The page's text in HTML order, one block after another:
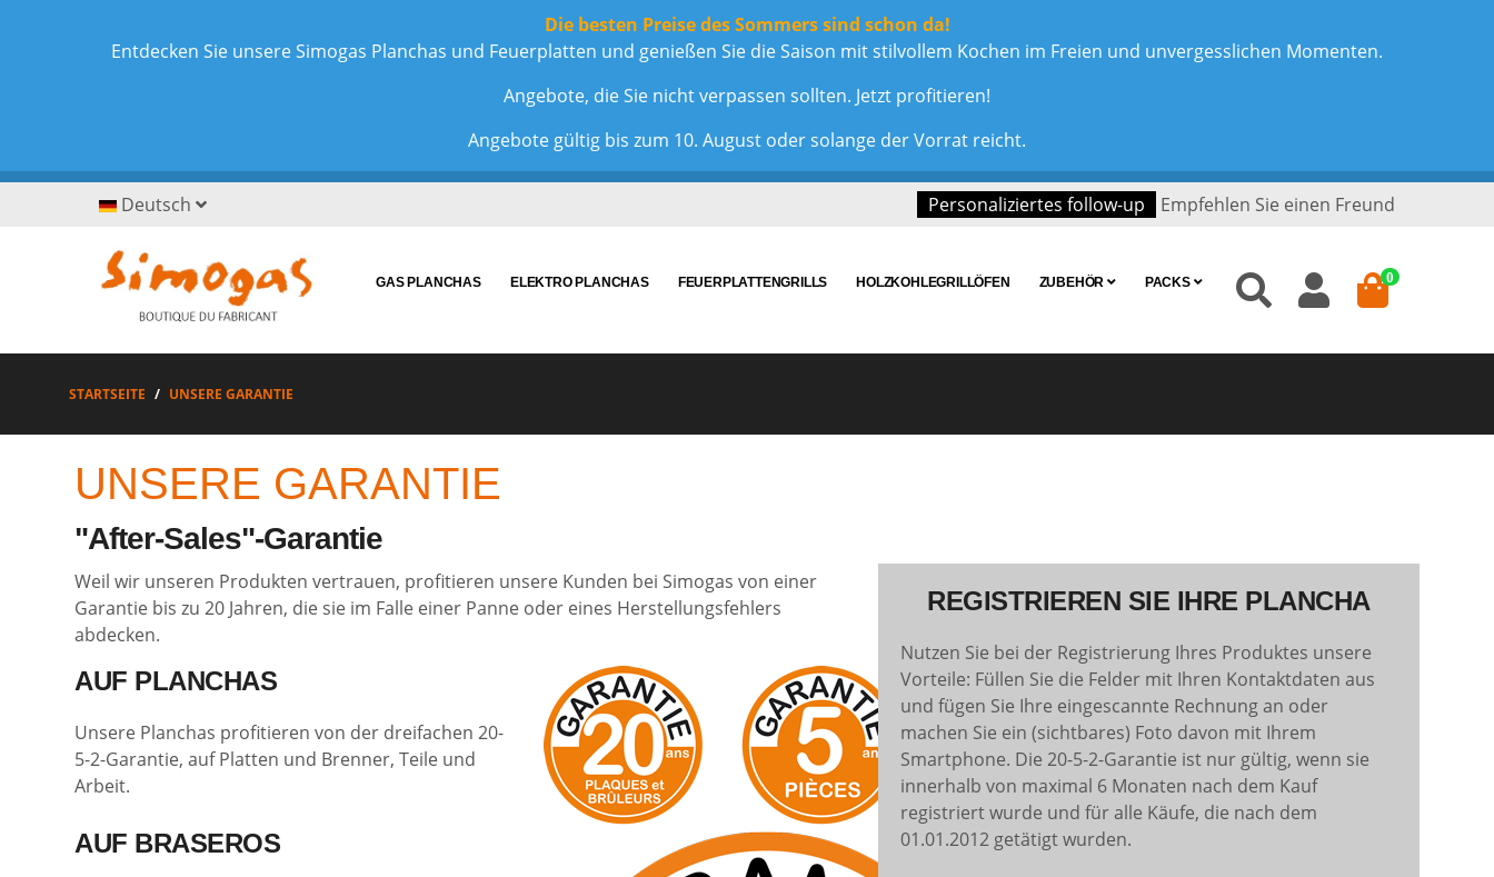
Die besten Preise des Sommers sind schon da!
Entdecken Sie unsere Simogas Planchas und Feuerplatten und genießen Sie die Saison mit stilvollem Kochen im Freien und unvergesslichen Momenten.
Angebote, die Sie nicht verpassen sollten. Jetzt profitieren!
Angebote gültig bis zum 10. August oder solange der Vorrat reicht.
Deutsch Personaliziertes follow-up Empfehlen Sie einen Freund
GAS PLANCHAS ELEKTRO PLANCHAS FEUERPLATTENGRILLS HOLZKOHLEGRILLÖFEN ZUBEHÖR PACKS 0
STARTSEITE UNSERE GARANTIE
UNSERE GARANTIE
"After-Sales"-Garantie
Weil wir unseren Produkten vertrauen, profitieren unsere Kunden bei Simogas von einer
Garantie bis zu 20 Jahren, die sie im Falle einer Panne oder eines Herstellungsfehlers
abdecken.
AUF PLANCHAS
Unsere Planchas profitieren von der dreifachen 20-
5-2-Garantie, auf Platten und Brenner, Teile und
Arbeit.
AUF BRASEROS
REGISTRIEREN SIE IHRE PLANCHA
Nutzen Sie bei der Registrierung Ihres Produktes unsere
Vorteile: Füllen Sie die Felder mit Ihren Kontaktdaten aus
und fügen Sie Ihre eingescannte Rechnung an oder
machen Sie ein (sichtbares) Foto davon mit Ihrem
Smartphone. Die 20-5-2-Garantie ist nur gültig, wenn sie
innerhalb von maximal 6 Monaten nach dem Kauf
registriert wurde und für alle Käufe, die nach dem
01.01.2012 getätigt wurden.